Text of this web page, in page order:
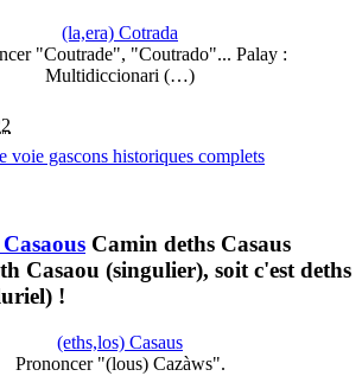
(la,era) Cotrada
"Coutrade", "Coutrado"... Palay :
Multidiccionari (…)
voie gascons historiques complets
Camin deths Casaus
Casaou (singulier), soit c'est deths
!
(eths,los) Casaus
Prononcer "(lous) Cazàws".